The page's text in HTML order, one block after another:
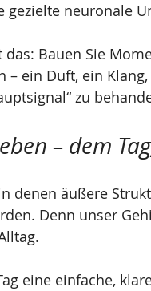
gezielte neuronale
Bauen Sie
– ein Duft, ein
zu
– dem
denen äußere
Denn unser
eine einfache,